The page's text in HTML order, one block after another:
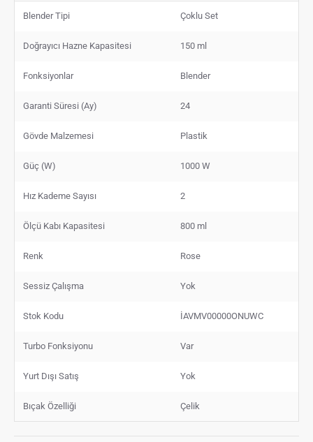
Blender Tipi Çoklu Set
Doğrayıcı Hazne Kapasitesi 150 ml
Fonksiyonlar Blender
Garanti Süresi (Ay) 24
Gövde Malzemesi Plastik
Güç (W) 1000 W
Hız Kademe Sayısı 2
Ölçü Kabı Kapasitesi 800 ml
Renk Rose
Sessiz Çalışma Yok
Stok Kodu İAVMV00000ONUWC
Turbo Fonksiyonu Var
Yurt Dışı Satış Yok
Bıçak Özelliği Çelik